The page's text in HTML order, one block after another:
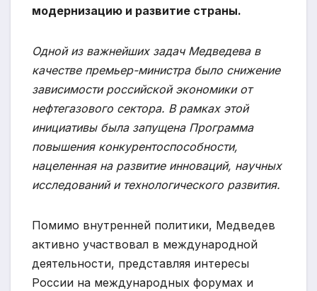
модернизацию и развитие страны.
Одной из важнейших задач Медведева в
качестве премьер-министра было снижение
зависимости российской экономики от
нефтегазового сектора. В рамках этой
инициативы была запущена Программа
повышения конкурентоспособности,
нацеленная на развитие инноваций, научных
исследований и технологического развития.
Помимо внутренней политики, Медведев
активно участвовал в международной
деятельности, представляя интересы
России на международных форумах и